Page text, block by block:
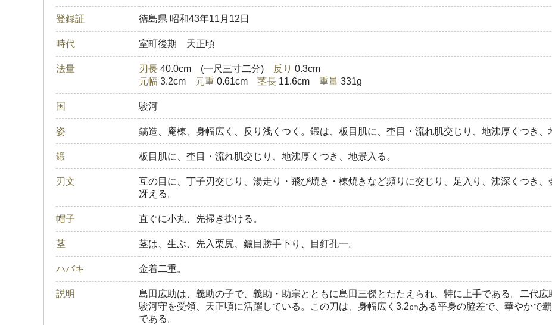
登録証 徳島県 昭和43年11月12日
時代 室町後期 天正頃
法量 刃長40.0cm (一尺三寸二分) 反り 0.3cm
元幅 3.2cm 元重0.61cm 茎長11.6cm 重量331g
国 駿河
姿 鎬造、庵棟、身幅広く、反り浅くつく。鍛は、板目肌に、杢目・流れ肌交じり、地沸厚くつき、
鍛 板目肌に、杢目・流れ肌交じり、地沸厚くつき、地景入る。
刃文
互の目に、丁子刃交じり、湯走り・飛び焼き・棟焼きなど頻りに交じり、足入り、沸深くつき
冴える。
帽子 直ぐに小丸、先掃き掛ける。
茎 茎は、生ぶ、先入栗尻、鑢目勝手下り、目釘孔一。
ハバキ 金着二重。
説明
島田広助は、義助の子で、義助・助宗とともに島田三傑とたたえられ、特に上手である。二代広
駿河守を受領、天正頃に活躍している。この刀は、身幅広く3.2㎝ある平身の脇差で、華やかで
である。